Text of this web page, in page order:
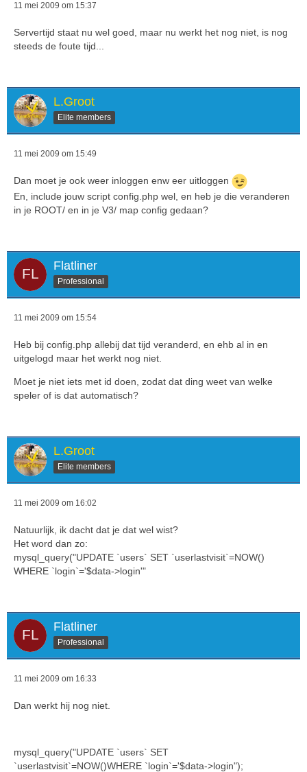
11 mei 2009 om 15:37
Servertijd staat nu wel goed, maar nu werkt het nog niet, is nog
steeds de foute tijd...
L.Groot
Elite members
11 mei 2009 om 15:49
Dan moet je ook weer inloggen enw eer uitloggen
En, include jouw script config.php wel, en heb je die veranderen
in je ROOT/ en in je V3/ map config gedaan?
Flatliner
Professional
11 mei 2009 om 15:54
Heb bij config.php allebij dat tijd veranderd, en ehb al in en
uitgelogd maar het werkt nog niet.
Moet je niet iets met id doen, zodat dat ding weet van welke
speler of is dat automatisch?
L.Groot
Elite members
11 mei 2009 om 16:02
Natuurlijk, ik dacht dat je dat wel wist?
Het word dan zo:
mysql_query("UPDATE `users` SET `userlastvisit`=NOW()
WHERE `login`='$data->login'"
Flatliner
Professional
11 mei 2009 om 16:33
Dan werkt hij nog niet.
mysql_query("UPDATE `users` SET
`userlastvisit`=NOW()WHERE `login`='$data->login");